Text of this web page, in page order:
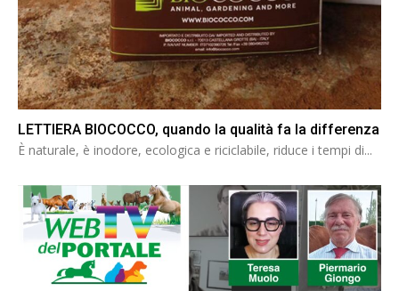
LETTIERA BIOCOCCO, quando la qualità fa la differenza
È naturale, è inodore, ecologica e riciclabile, riduce i tempi di...